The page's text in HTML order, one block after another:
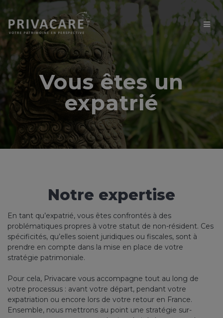
Vous êtes un
expatrié
Notre expertise
En tant qu’expatrié, vous êtes confrontés à des
problématiques propres à votre statut de non-résident. Ces
spécificités, qu’elles soient juridiques ou fiscales, sont à
prendre en compte dans la mise en place de votre
stratégie patrimoniale.
Pour cela, Privacare vous accompagne tout au long de
votre processus : avant votre départ, pendant votre
expatriation ou encore lors de votre retour en France.
Ensemble, nous mettrons au point une stratégie sur-